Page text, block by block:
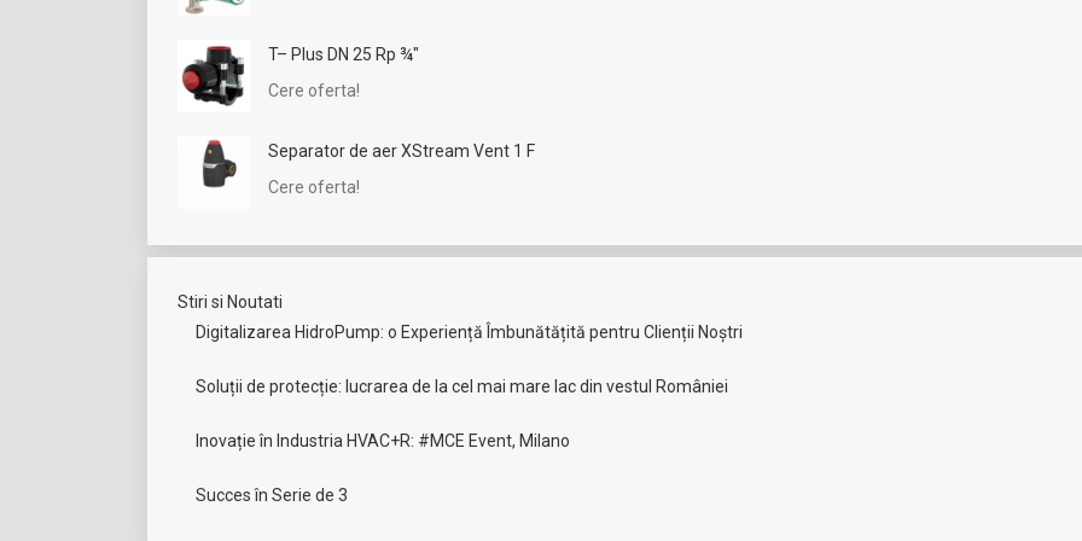
T– Plus DN 25 Rp ¾"
Cere oferta!
Separator de aer XStream Vent 1 F
Cere oferta!
Stiri si Noutati
Digitalizarea HidroPump: o Experiență Îmbunătățită pentru Clienții Noștri
Soluții de protecție: lucrarea de la cel mai mare lac din vestul României
Inovație în Industria HVAC+R: #MCE Event, Milano
Succes în Serie de 3